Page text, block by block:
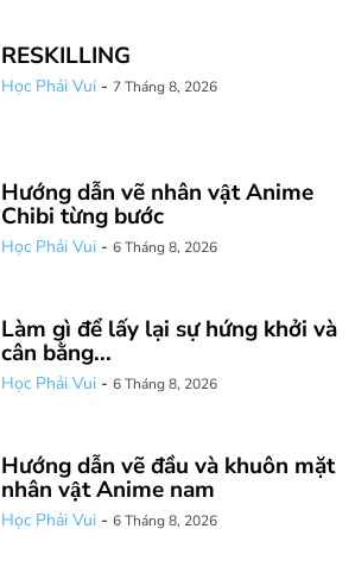
RESKILLING
Học Phải Vui - 7 Tháng 8, 2026
Hướng dẫn vẽ nhân vật Anime
Chibi từng bước
Học Phải Vui - 6 Tháng 8, 2026
Làm gì để lấy lại sự hứng khởi và
cân bằng...
Học Phải Vui - 6 Tháng 8, 2026
Hướng dẫn vẽ đầu và khuôn mặt
nhân vật Anime nam
Học Phải Vui - 6 Tháng 8, 2026